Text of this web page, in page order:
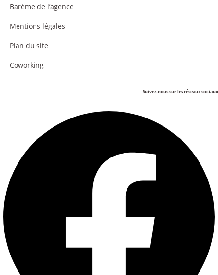
Barème de l’agence
Mentions légales
Plan du site
Coworking
Suivez-nous sur les réseaux sociaux